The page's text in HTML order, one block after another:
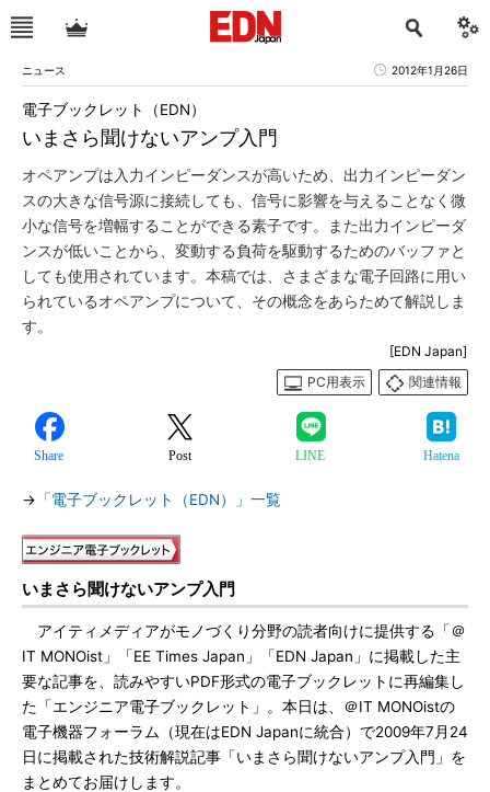
ニュース 2012年1月26日
いまさら聞けないアンプ入門
電子ブックレット（EDN）
オペアンプは入力インピーダンスが高いため、出力インピーダン
スの大きな信号源に接続しても、信号に影響を与えることなく微
小な信号を増幅することができる素子です。また出力インピーダ
ンスが低いことから、変動する負荷を駆動するためのバッファと
しても使用されています。本稿では、さまざまな電子回路に用い
られているオペアンプについて、その概念をあらためて解説しま
す。
[EDN Japan]
PC用表示
関連情報
Share Post LINE Hatena
→ 「電子ブックレット（EDN）」一覧
いまさら聞けないアンプ入門
アイティメディアがモノづくり分野の読者向けに提供する「＠
IT MONOist」「EE Times Japan」「EDN Japan」に掲載した主
要な記事を、読みやすいPDF形式の電子ブックレットに再編集し
た「エンジニア電子ブックレット」。本日は、＠IT MONOistの
電子機器フォーラム（現在はEDN Japanに統合）で2009年7月24
日に掲載された技術解説記事「いまさら聞けないアンプ入門」を
まとめてお届けします。